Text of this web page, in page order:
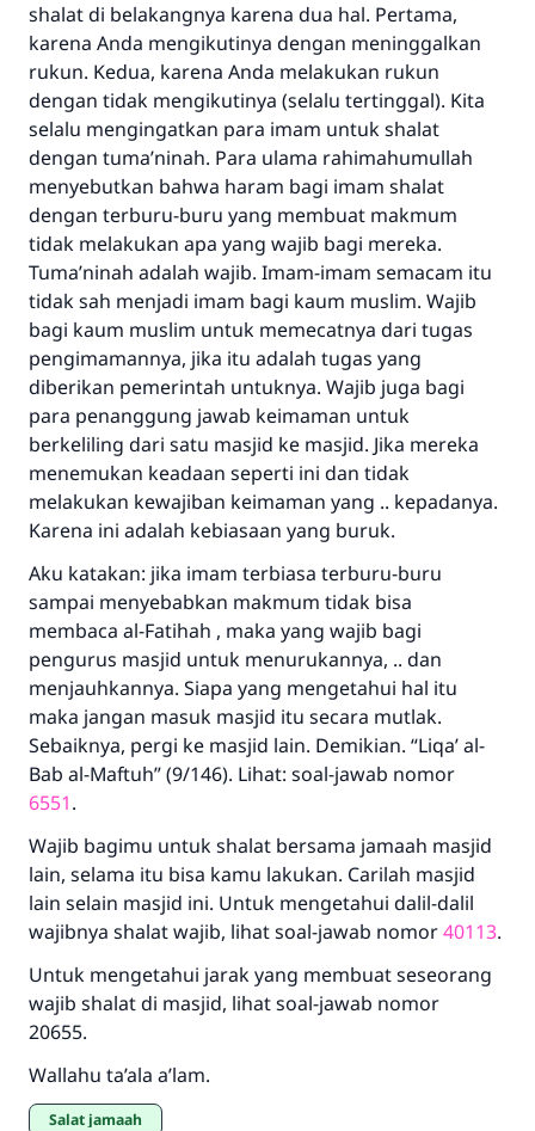
shalat di belakangnya karena dua hal. Pertama,
karena Anda mengikutinya dengan meninggalkan
rukun. Kedua, karena Anda melakukan rukun
dengan tidak mengikutinya (selalu tertinggal). Kita
selalu mengingatkan para imam untuk shalat
dengan tuma’ninah. Para ulama rahimahumullah
menyebutkan bahwa haram bagi imam shalat
dengan terburu-buru yang membuat makmum
tidak melakukan apa yang wajib bagi mereka.
Tuma’ninah adalah wajib. Imam-imam semacam itu
tidak sah menjadi imam bagi kaum muslim. Wajib
bagi kaum muslim untuk memecatnya dari tugas
pengimamannya, jika itu adalah tugas yang
diberikan pemerintah untuknya. Wajib juga bagi
para penanggung jawab keimaman untuk
berkeliling dari satu masjid ke masjid. Jika mereka
menemukan keadaan seperti ini dan tidak
melakukan kewajiban keimaman yang .. kepadanya.
Karena ini adalah kebiasaan yang buruk.
Aku katakan: jika imam terbiasa terburu-buru
sampai menyebabkan makmum tidak bisa
membaca al-Fatihah , maka yang wajib bagi
pengurus masjid untuk menurukannya, .. dan
menjauhkannya. Siapa yang mengetahui hal itu
maka jangan masuk masjid itu secara mutlak.
Sebaiknya, pergi ke masjid lain. Demikian. “Liqa’ al-
Bab al-Maftuh” (9/146). Lihat: soal-jawab nomor
6551.
Wajib bagimu untuk shalat bersama jamaah masjid
lain, selama itu bisa kamu lakukan. Carilah masjid
lain selain masjid ini. Untuk mengetahui dalil-dalil
wajibnya shalat wajib, lihat soal-jawab nomor40113.
Untuk mengetahui jarak yang membuat seseorang
wajib shalat di masjid, lihat soal-jawab nomor
20655.
Wallahu ta’ala a’lam.
salat jamaah
Jawaban no. 110845
menyelamatkan pernikahan.
Bantu kami dalam memberikan jawaban untuk umat
Rasulullah ﷺ bersabda
"Siapa yang menunjukkan suatu kebaikan,
meka dia akan mendapatkan pahala yang
sama dengan orang yang melakukannya"
MUSLIM, 1893
Saham